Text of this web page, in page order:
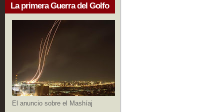
La primera Guerra del Golfo
El anuncio sobre el Mashíaj